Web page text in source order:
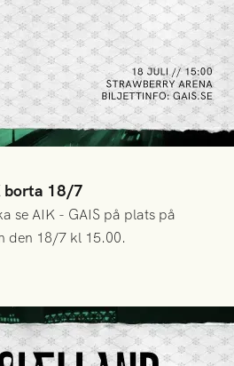
borta 18/7
se AIK - GAIS på plats på
den 18/7 kl 15.00.